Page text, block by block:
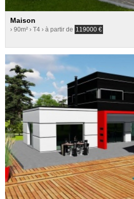
Maison
› 90m² › T4 › à partir de 119000 €